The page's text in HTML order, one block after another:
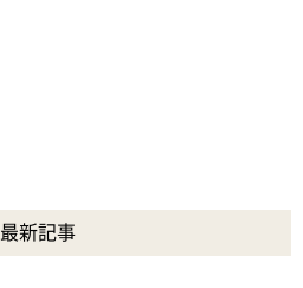
最新記事